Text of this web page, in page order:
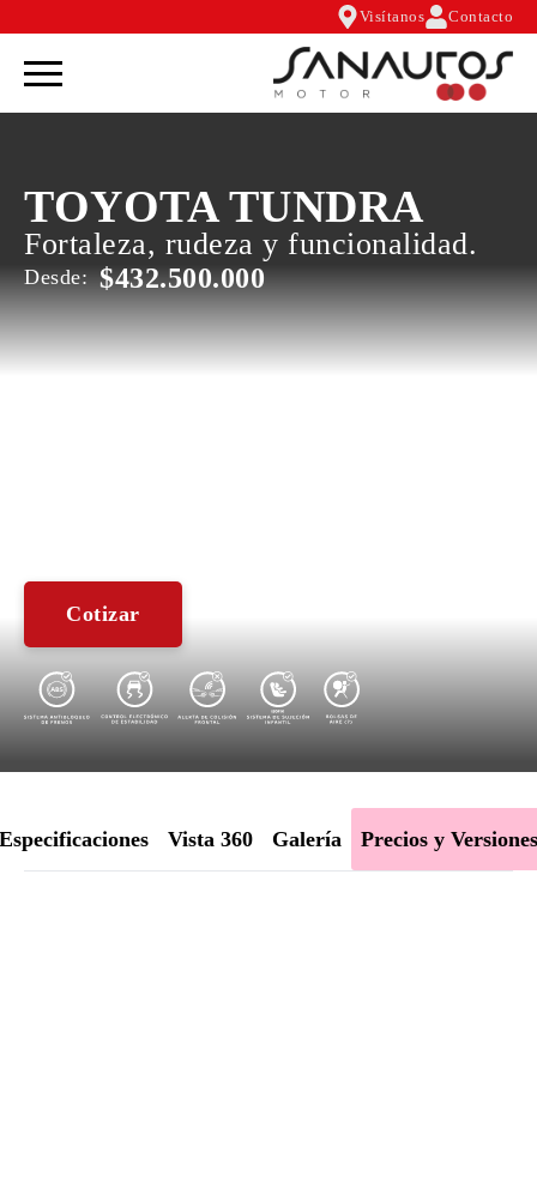
Visítanos Contacto
TOYOTA TUNDRA
Fortaleza, rudeza y funcionalidad.
Desde: $432.500.000
Cotizar
Especificaciones Vista 360 Galería Precios y Versiones